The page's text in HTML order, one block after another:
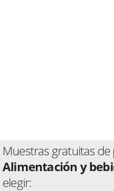
Muestras gratuitas
Alimentación y
elegir: